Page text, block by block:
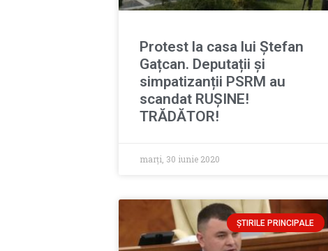
Protest la casa lui Ștefan
Gațcan. Deputații și
simpatizanții PSRM au
scandat RUȘINE!
TRĂDĂTOR!
marți, 30 iunie 2020
ȘTIRILE PRINCIPALE